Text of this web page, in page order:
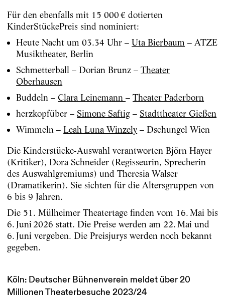
Für den ebenfalls mit 15 000 € dotierten
KinderStückePreis sind nominiert:
Heute Nacht um 03.34 Uhr –Uta Bierbaum – ATZE
Musiktheater, Berlin​
Schmetterball – Dorian Brunz –Theater
Oberhausen
Buddeln – Clara Leinemann–Theater Paderborn
herzkopfüber – Simone Saftig – Stadttheater Gießen
Wimmeln – Leah Luna Winzely – Dschungel Wien​
Die Kinderstücke-Auswahl verantworten Björn Hayer
(Kritiker), Dora Schneider (Regisseurin, Sprecherin
des Auswahlgremiums) und Theresia Walser
(Dramatikerin). Sie sichten für die Altersgruppen von
6 bis 9 Jahren.
Die 51. Mülheimer Theatertage finden vom 16. Mai bis
6. Juni 2026 statt. Die Preise werden am 22. Mai und
6. Juni vergeben. Die Preisjurys werden noch bekannt
gegeben.
Köln: Deutscher Bühnenverein meldet über 20
Millionen Theaterbesuche 2023/24